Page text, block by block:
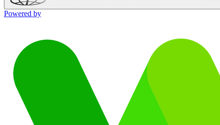
Powered by